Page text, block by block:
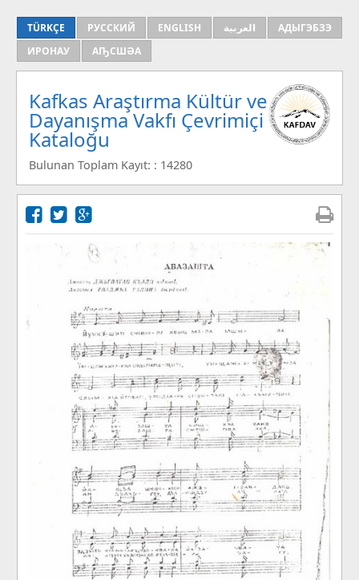
TÜRKÇE РУССКИЙ ENGLISH العربية
АДЫГЭБЗЭ
ИРОНАУ
АҦСШӘА
Kafkas Araştırma Kültür ve
Dayanışma Vakfı Çevrimiçi
Kataloğu
Bulunan Toplam Kayıt: : 14280